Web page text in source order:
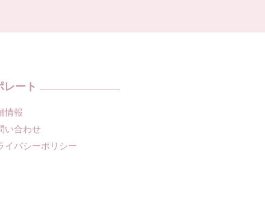
レート
情報
い合わせ
イバシーポリシー